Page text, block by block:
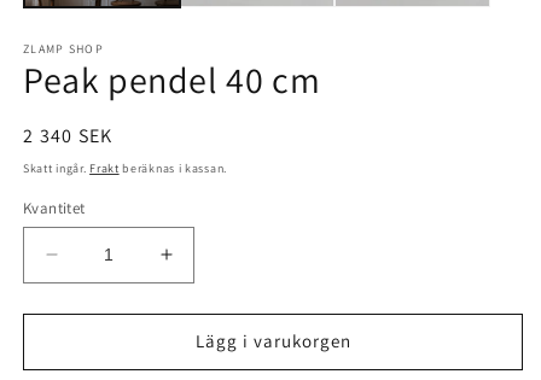
ZLAMP SHOP
Peak pendel 40 cm
Ordinarie
pris
2 340 SEK
Skatt ingår. Frakt beräknas i kassan.
Kvantitet
Minska
kvantitet
för
pendel
Öka
kvantitet
för
Peak
pendel
Lägg i varukorgen